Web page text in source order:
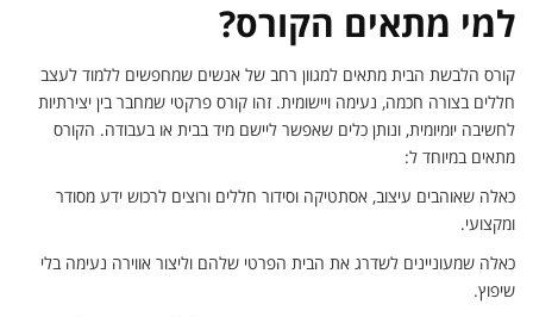
למי מתאים הקורס?
קורס הלבשת הבית מתאים למגוון רחב של אנשים שמחפשים ללמוד לעצב
חללים בצורה חכמה, נעימה ויישומית. זהו קורס פרקטי שמחבר בין יצירתיות
לחשיבה יומיומית, ונותן כלים שאפשר ליישם מיד בבית או בעבודה. הקורס
מתאים במיוחד ל:
כאלה שאוהבים עיצוב, אסתטיקה וסידור חללים ורוצים לרכוש ידע מסודר
ומקצועי.
כאלה שמעוניינים לשדרג את הבית הפרטי שלהם וליצור אווירה נעימה בלי
שיפוץ.